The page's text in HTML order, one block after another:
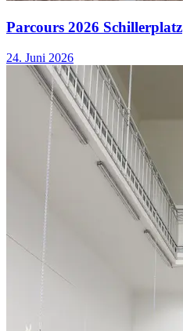
Parcours 2026 Schillerplatz
24. Juni 2026